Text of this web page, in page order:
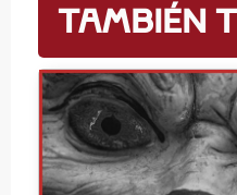
también